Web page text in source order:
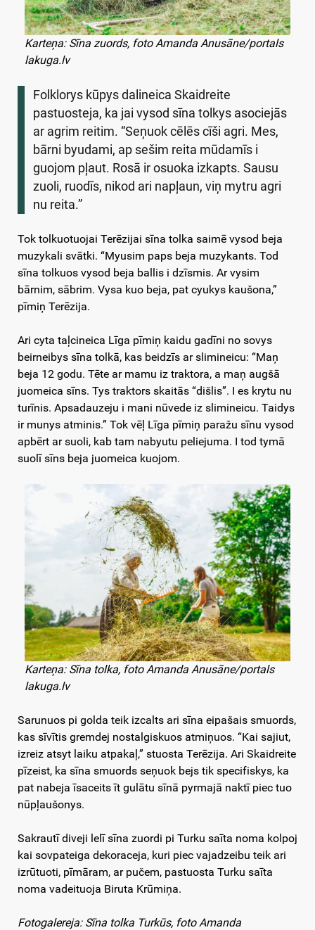
Karteņa: Sīna zuords, foto Amanda Anusāne/portals
lakuga.lv
Folklorys kūpys dalineica Skaidreite
pastuosteja, ka jai vysod sīna tolkys asociejās
ar agrim reitim. “Seņuok cēlēs cīši agri. Mes,
bārni byudami, ap sešim reita mūdamīs i
guojom pļaut. Rosā ir osuoka izkapts. Sausu
zuoli, ruodīs, nikod ari napļaun, viņ mytru agri
nu reita.”
Tok tolkuotuojai Terēzijai sīna tolka saimē vysod beja
muzykali svātki. “Myusim paps beja muzykants. Tod
sīna tolkuos vysod beja ballis i dzīsmis. Ar vysim
bārnim, sābrim. Vysa kuo beja, pat cyukys kaušona,”
pīmiņ Terēzija.
Ari cyta taļcineica Līga pīmiņ kaidu gadīni no sovys
beirneibys sīna tolkā, kas beidzīs ar slimineicu: “Maņ
beja 12 godu. Tēte ar mamu iz traktora, a maņ augšā
juomeica sīns. Tys traktors skaitās “dišlis”. I es krytu nu
turīnis. Apsadauzeju i mani nūvede iz slimineicu. Taidys
ir munys atminis.” Tok vēļ Līga pīmiņ paražu sīnu vysod
apbērt ar suoli, kab tam nabyutu peliejuma. I tod tymā
suolī sīns beja juomeica kuojom.
Karteņa: Sīna tolka, foto Amanda Anusāne/portals
lakuga.lv
Sarunuos pi golda teik izcalts ari sīna eipašais smuords,
kas sīvītis gremdej nostalgiskuos atmiņuos. “Kai sajiut,
izreiz atsyt laiku atpakaļ,” stuosta Terēzija. Ari Skaidreite
pīzeist, ka sīna smuords seņuok bejs tik specifiskys, ka
pat nabeja īsaceits īt gulātu sīnā pyrmajā naktī piec tuo
nūpļaušonys.
Sakrautī diveji lelī sīna zuordi pi Turku saīta noma kolpoj
kai sovpateiga dekoraceja, kuri piec vajadzeibu teik ari
izrūtuoti, pīmāram, ar pučem, pastuosta Turku saīta
noma vadeituoja Biruta Krūmiņa.
Fotogalereja: Sīna tolka Turkūs, foto Amanda